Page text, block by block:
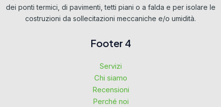
dei ponti termici, di pavimenti, tetti piani o a falda e per isolare le
costruzioni da sollecitazioni meccaniche e/o umidità.
Footer 4
Servizi
Chi siamo
Recensioni
Perché noi